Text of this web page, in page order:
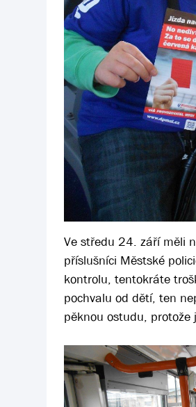
Ve středu 24. září měli
příslušníci Městské
kontrolu, tentokráte
pochvalu od dětí, ten
pěknou ostudu,